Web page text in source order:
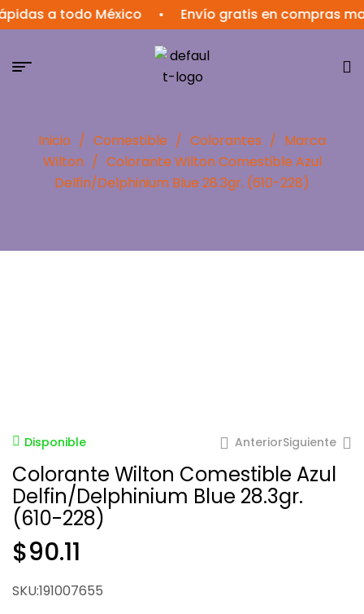
a todo México • Envío gratis en compras
Inicio / Comestible / Colorantes / Marca
Wilton / Colorante Wilton Comestible Azul
Delfin/Delphinium Blue 28.3gr. (610-228)
Disponible AnteriorSiguiente
Colorante Wilton Comestible Azul
Delfin/Delphinium Blue 28.3gr.
(610-228)
$90.11
SKU:191007655